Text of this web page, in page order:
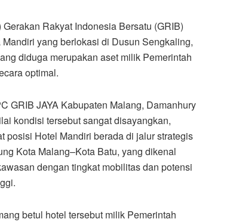
Rakyat Indonesia Bersatu (GRIB)
yang berlokasi di Dusun Sengkaling,
diduga merupakan aset milik Pemerintah
optimal.
GRIB JAYA Kabupaten Malang, Damanhury
kondisi tersebut sangat disayangkan,
posisi Hotel Mandiri berada di jalur strategis
Kota Malang–Kota Batu, yang dikenal
dengan tingkat mobilitas dan potensi
betul hotel tersebut milik Pemerintah